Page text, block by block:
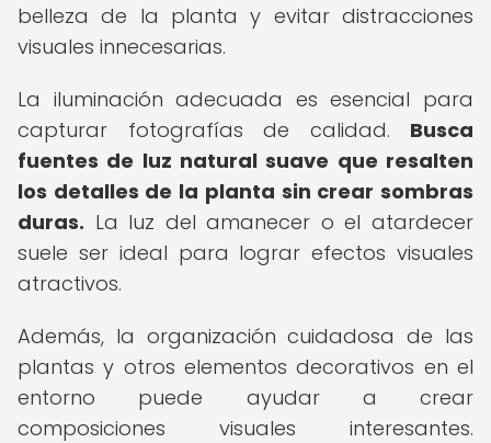
belleza de la planta y evitar distracciones
visuales innecesarias.
La iluminación adecuada es esencial para
capturar fotografías de calidad. Busca
fuentes de luz natural suave que resalten
los detalles de la planta sin crear sombras
duras. La luz del amanecer o el atardecer
suele ser ideal para lograr efectos visuales
atractivos.
Además, la organización cuidadosa de las
plantas y otros elementos decorativos en el
entorno puede ayudar a crear
composiciones visuales interesantes.